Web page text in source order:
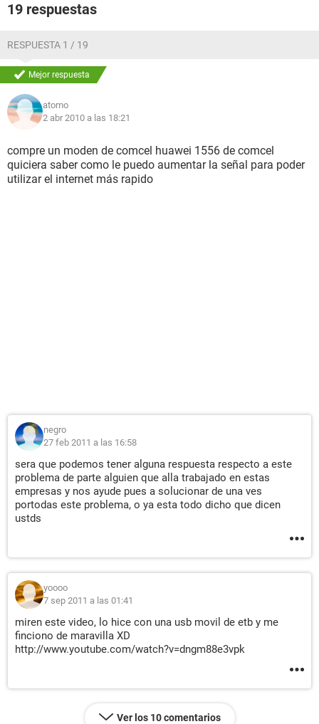
19 respuestas
RESPUESTA 1 / 19
Mejor respuesta
atomo
2 abr 2010 a las 18:21
compre un moden de comcel huawei 1556 de comcel
quiciera saber como le puedo aumentar la señal para poder
utilizar el internet más rapido
negro
27 feb 2011 a las 16:58
sera que podemos tener alguna respuesta respecto a este
problema de parte alguien que alla trabajado en estas
empresas y nos ayude pues a solucionar de una ves
portodas este problema, o ya esta todo dicho que dicen
ustds
yoooo
7 sep 2011 a las 01:41
miren este video, lo hice con una usb movil de etb y me
finciono de maravilla XD
http://www.youtube.com/watch?v=dngm88e3vpk
Ver los 10 comentarios